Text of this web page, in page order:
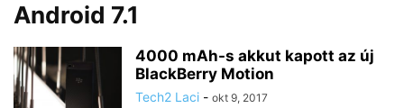
Android 7.1
4000 mAh-s akkut kapott az új
BlackBerry Motion
Tech2 Laci - okt 9, 2017